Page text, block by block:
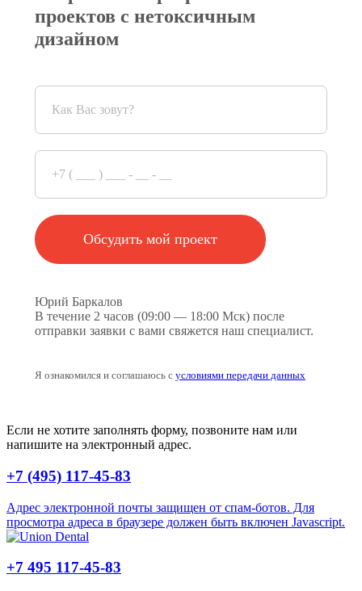
проектов с нетоксичным
дизайном
Обсудить мой проект
Юрий Баркалов
В течение 2 часов (09:00 — 18:00 Мск) после
отправки заявки с вами свяжется наш специалист.
Я ознакомился и соглашаюсь с условиями передачи данных
Если не хотите заполнять форму, позвоните нам или
напишите на электронный адрес.
+7 (495) 117-45-83
Адрес электронной почты защищен от спам-ботов. Для
просмотра адреса в браузере должен быть включен Javascript.
+7 495 117-45-83